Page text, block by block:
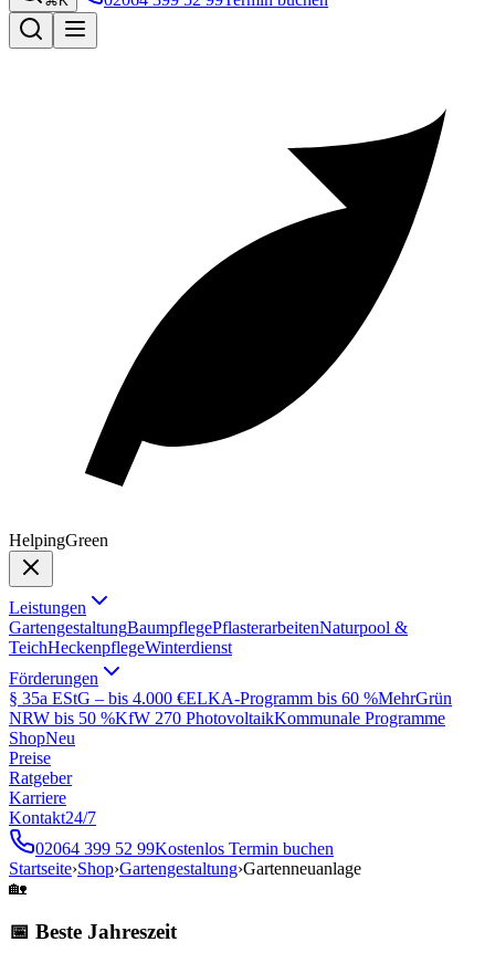
HelpingGreen
Leistungen
GartengestaltungBaumpflegePflasterarbeitenNaturpool &
TeichHeckenpflegeWinterdienst
Förderungen
§ 35a EStG – bis 4.000 €ELKA-Programm bis 60 %MehrGrün
NRW bis 50 %KfW 270 PhotovoltaikKommunale Programme
ShopNeu
Preise
Ratgeber
Karriere
Kontakt24/7
02064 399 52 99Kostenlos Termin buchen
Startseite›Shop›Gartengestaltung›Gartenneuanlage
🏡
📅 Beste Jahreszeit